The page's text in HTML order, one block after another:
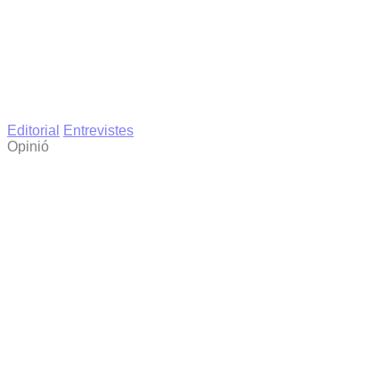
Editorial
Entrevistes
Opinió